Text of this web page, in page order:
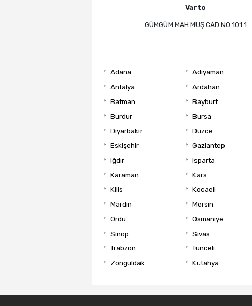
Varto
GÜMGÜM MAH.MUŞ CAD.NO:101 1
Adana Adıyaman
Antalya
Ardahan
Batman
Bayburt
Burdur
Bursa
Diyarbakır
Düzce
Eskişehir
Gaziantep
Iğdır
Isparta
Karaman
Kars
Kilis
Kocaeli
Mardin
Mersin
Ordu
Osmaniye
Sinop
Sivas
Trabzon
Tunceli
Zonguldak
Kütahya